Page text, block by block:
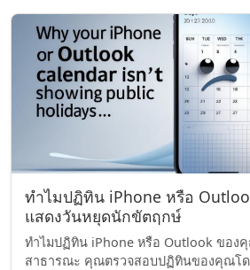
ทำไมปฏิทิน iPhone หรือ
แสดงวันหยุดนักขัตฤกษ์
ทำไมปฏิทิน iPhone หรือ Outlook ของ
สาธารณะ คุณตรวจสอบปฏิทินของคุณโด